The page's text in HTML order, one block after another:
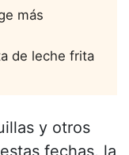
más
de leche frita
y otros
fechas, la